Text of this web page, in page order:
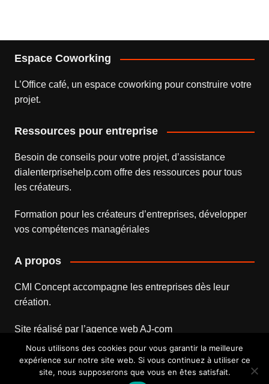
Espace Coworking
L’Office café, un espace coworking pour construire votre
projet.
Ressources pour entreprise
Besoin de conseils pour votre projet, d’assistance
dialenterprisehelp.comoffre des ressources pour tous
les créateurs.
Formation pour les créateurs d’entreprises, développer
vos compétences managériales
A propos
CMI Concept accompagne les entreprises dès leur
création.
Site réalisé par l’agence webAJ-com
Nous utilisons des cookies pour vous garantir la meilleure
expérience sur notre site web. Si vous continuez à utiliser ce
site, nous supposerons que vous en êtes satisfait.